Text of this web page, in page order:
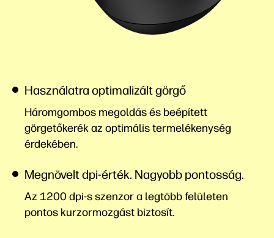
Használatra optimalizált görgő
Háromgombos megoldás és beépített
görgetőkerék az optimális termelékenység
érdekében.
Megnövelt dpi-érték. Nagyobb pontosság.
Az 1200 dpi-s szenzor a legtöbb felületen
pontos kurzormozgást biztosít.